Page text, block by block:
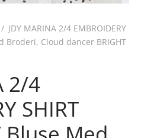
/ JDY MARINA 2/4 EMBROIDERY
Broderi, Cloud dancer BRIGHT
2/4
SHIRT